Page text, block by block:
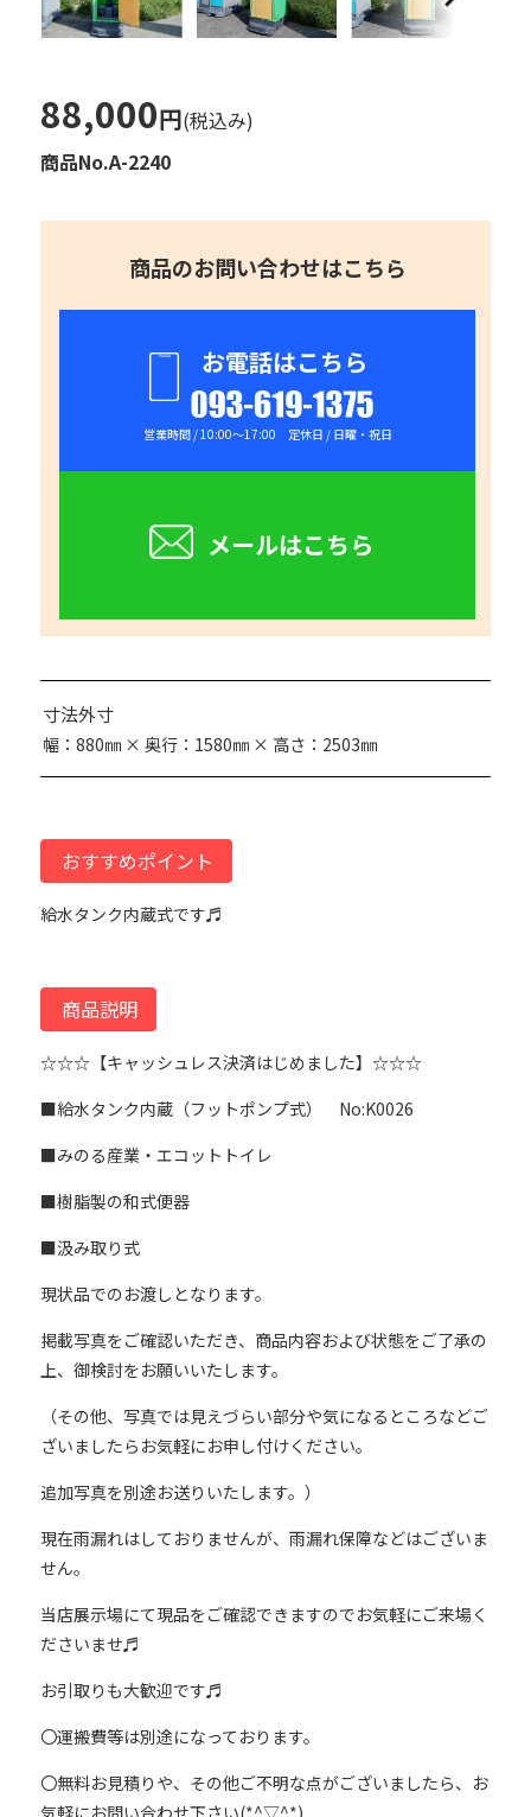
88,000円(税込み)
商品No.A-2240
商品のお問い合わせはこちら
お電話はこちら
営業時間 / 10:00～17:00 定休日 / 日曜・祝日
メールはこちら
寸法外寸
幅：880㎜ × 奥行：1580㎜ × 高さ：2503㎜
おすすめポイント
給水タンク内蔵式です♬
商品説明
☆☆☆【キャッシュレス決済はじめました】☆☆☆
■給水タンク内蔵（フットポンプ式） No:K0026
■みのる産業・エコットトイレ
■樹脂製の和式便器
■汲み取り式
現状品でのお渡しとなります。
掲載写真をご確認いただき、商品内容および状態をご了承の
上、御検討をお願いいたします。
（その他、写真では見えづらい部分や気になるところなどご
ざいましたらお気軽にお申し付けください。
追加写真を別途お送りいたします。）
現在雨漏れはしておりませんが、雨漏れ保障などはございま
せん。
当店展示場にて現品をご確認できますのでお気軽にご来場く
ださいませ♬
お引取りも大歓迎です♬
〇運搬費等は別途になっております。
〇無料お見積りや、その他ご不明な点がございましたら、お